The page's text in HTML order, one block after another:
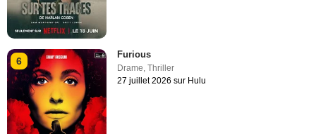
6
Furious
Drame ,Thriller
27 juillet 2026 sur Hulu